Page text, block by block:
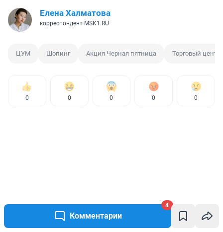
Комментарии
4
Елена Халматова
корреспондент MSK1.RU
ЦУМ Шопинг Акция Черная пятница Торговый центр
0 0 0 0 0